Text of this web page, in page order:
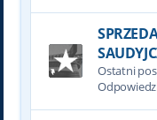
Ostatni